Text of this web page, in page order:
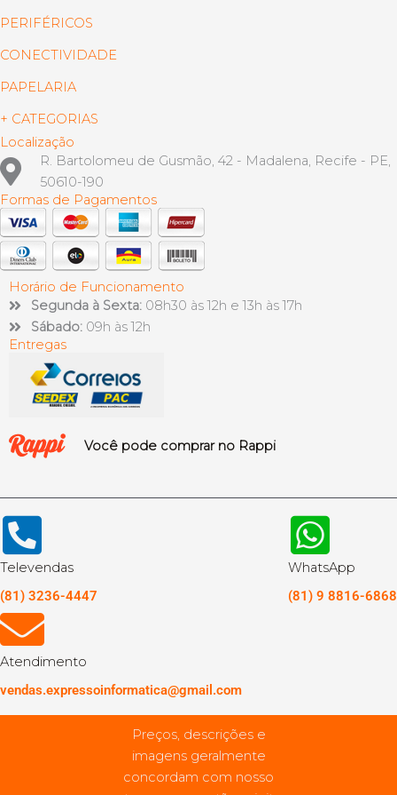
PERIFÉRICOS
CONECTIVIDADE
PAPELARIA
+ CATEGORIAS
Localização
R. Bartolomeu de Gusmão, 42 - Madalena, Recife - PE,
50610-190
Formas de Pagamentos
Horário de Funcionamento
Segunda à Sexta: 08h30 às 12h e 13h às 17h
Sábado: 09h às 12h
Entregas
Você pode comprar no Rappi
Televendas
(81) 3236-4447
WhatsApp
(81) 9 8816-6868
Atendimento
vendas.expressoinformatica@gmail.com
Preços, descrições e
imagens geralmente
concordam com nosso